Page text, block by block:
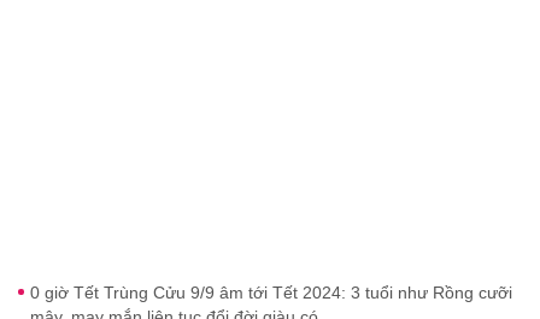
0 giờ Tết Trùng Cửu 9/9 âm tới Tết 2024: 3 tuổi như Rồng cưỡi